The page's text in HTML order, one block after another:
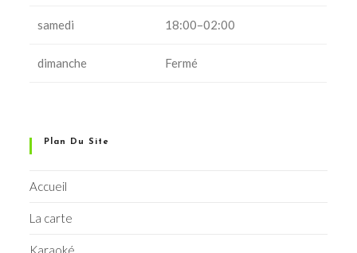
samedi 18:00–02:00
dimanche Fermé
Plan Du Site
Accueil
La carte
Karaoké